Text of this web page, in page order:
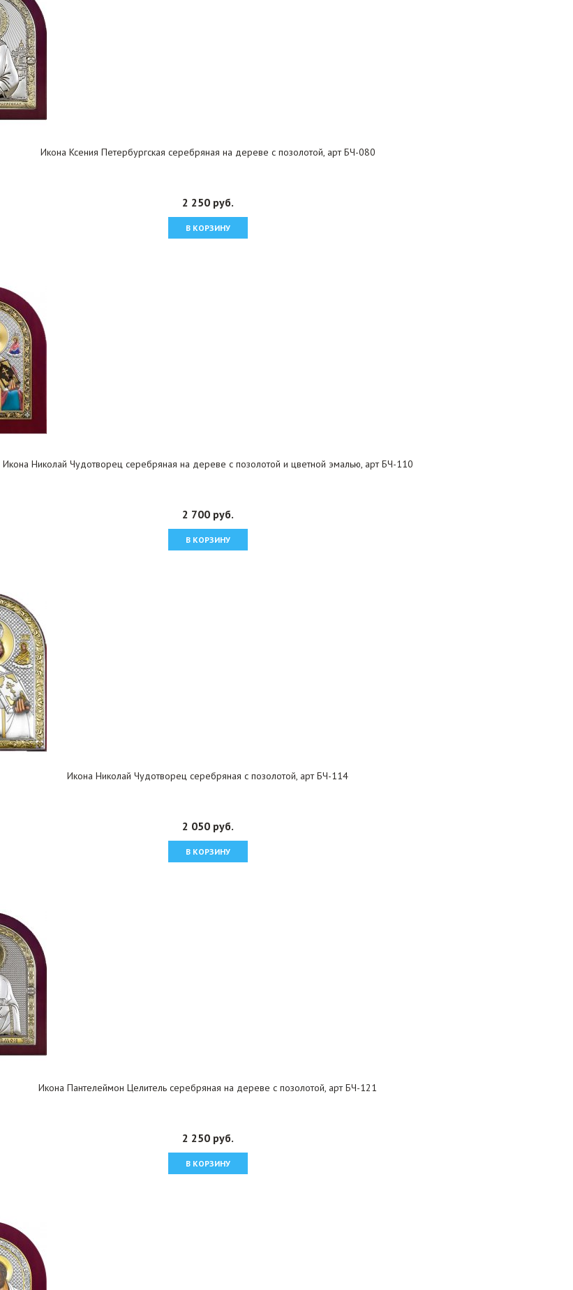
Икона Ксения Петербургская серебряная на дереве с позолотой, арт БЧ-080
2 250 руб.
В КОРЗИНУ
Икона Николай Чудотворец серебряная на дереве с позолотой и цветной эмалью, арт БЧ-110
2 700 руб.
В КОРЗИНУ
Икона Николай Чудотворец серебряная с позолотой, арт БЧ-114
2 050 руб.
В КОРЗИНУ
Икона Пантелеймон Целитель серебряная на дереве с позолотой, арт БЧ-121
2 250 руб.
В КОРЗИНУ